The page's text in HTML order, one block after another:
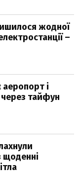
жодної
–
і
тайфун
щоденні